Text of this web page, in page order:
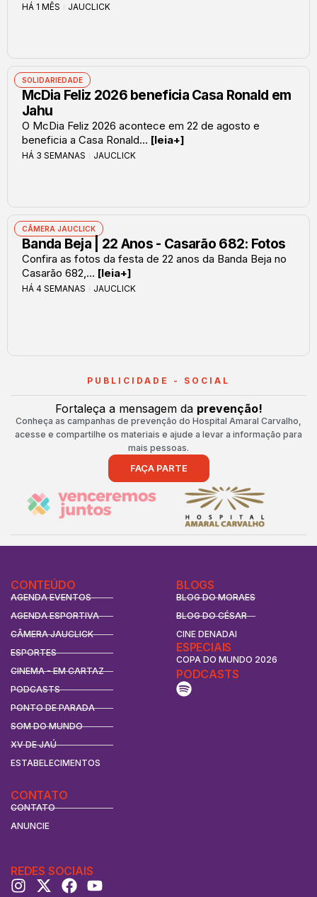
HÁ 1 MÊS JAUCLICK
SOLIDARIEDADE
McDia Feliz 2026 beneficia Casa Ronald em
Jahu
O McDia Feliz 2026 acontece em 22 de agosto e
beneficia a Casa Ronald... [leia+]
HÁ 3 SEMANAS JAUCLICK
CÂMERA JAUCLICK
Banda Beja | 22 Anos - Casarão 682: Fotos
Confira as fotos da festa de 22 anos da Banda Beja no
Casarão 682,... [leia+]
HÁ 4 SEMANAS JAUCLICK
PUBLICIDADE - SOCIAL
Fortaleça a mensagem da prevenção!
Conheça as campanhas de prevenção do Hospital Amaral Carvalho,
acesse e compartilhe os materiais e ajude a levar a informação para
mais pessoas.
FAÇA PARTE
CONTEÚDO
AGENDA EVENTOS
AGENDA ESPORTIVA
CÂMERA JAUCLICK
ESPORTES
CINEMA - EM CARTAZ
PODCASTS
PONTO DE PARADA
SOM DO MUNDO
XV DE JAÚ
ESTABELECIMENTOS
BLOGS
BLOG DO MORAES
BLOG DO CÉSAR
CINE DENADAI
ESPECIAIS
COPA DO MUNDO 2026
CONTATO
CONTATO
ANUNCIE
PODCASTS
REDES SOCIAIS